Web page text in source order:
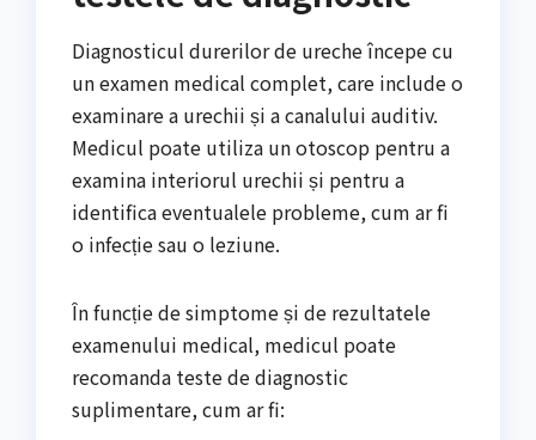
Diagnosticul durerilor de ureche începe cu
un examen medical complet, care include o
examinare a urechii și a canalului auditiv.
Medicul poate utiliza un otoscop pentru a
examina interiorul urechii și pentru a
identifica eventualele probleme, cum ar fi
o infecție sau o leziune.
În funcție de simptome și de rezultatele
examenului medical, medicul poate
recomanda teste de diagnostic
suplimentare, cum ar fi: